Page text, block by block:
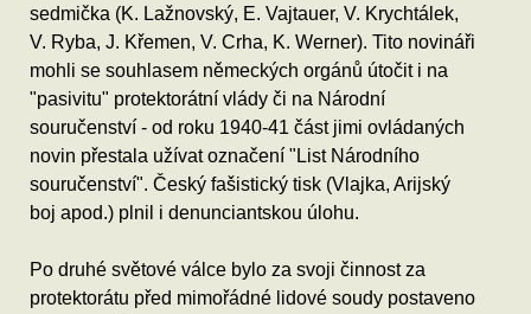
sedmička (K. Lažnovský, E. Vajtauer, V. Krychtálek,
V. Ryba, J. Křemen, V. Crha, K. Werner). Tito novináři
mohli se souhlasem německých orgánů útočit i na
"pasivitu" protektorátní vlády či na Národní
souručenství - od roku 1940-41 část jimi ovládaných
novin přestala užívat označení "List Národního
souručenství". Český fašistický tisk (Vlajka, Arijský
boj apod.) plnil i denunciantskou úlohu.
Po druhé světové válce bylo za svoji činnost za
protektorátu před mimořádné lidové soudy postaveno